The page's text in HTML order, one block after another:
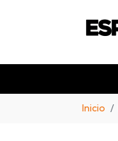
Inicio